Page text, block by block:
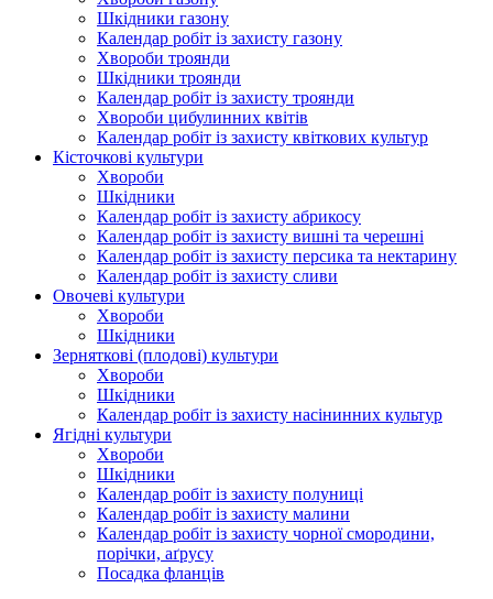
Шкідники газону
Календар робіт із захисту газону
Хвороби троянди
Шкідники троянди
Календар робіт із захисту троянди
Хвороби цибулинних квітів
Календар робіт із захисту квіткових культур
Кісточкові культури
Хвороби
Шкідники
Календар робіт із захисту абрикосу
Календар робіт із захисту вишні та черешні
Календар робіт із захисту персика та нектарину
Календар робіт із захисту сливи
Овочеві культури
Хвороби
Шкідники
Зерняткові (плодові) культури
Хвороби
Шкідники
Календар робіт із захисту насінинних культур
Ягідні культури
Хвороби
Шкідники
Календар робіт із захисту полуниці
Календар робіт із захисту малини
Календар робіт із захисту чорної смородини,
порічки, аґрусу
Посадка фланців